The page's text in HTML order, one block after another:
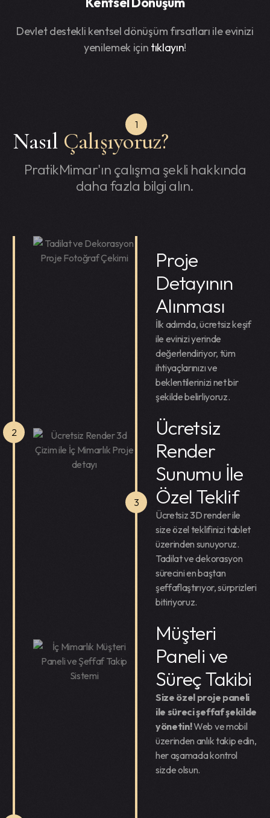
Devlet destekli kentsel dönüşüm fırsatları ile evinizi
yenilemek için tıklayın!
Nasıl Çalışıyoruz?
PratikMimar'ın çalışma şekli hakkında
daha fazla bilgi alın.
1
Proje
Detayının
Alınması
İlk adımda, ücretsiz keşif
ile evinizi yerinde
değerlendiriyor, tüm
ihtiyaçlarınızı ve
beklentilerinizi net bir
şekilde belirliyoruz.
Ücretsiz
Render
Sunumu İle
Özel Teklif
Ücretsiz 3D render ile
size özel teklifinizi tablet
üzerinden sunuyoruz.
Tadilat ve dekorasyon
sürecini en baştan
şeffaflaştırıyor, sürprizleri
bitiriyoruz.
2
Müşteri
Paneli ve
Süreç Takibi
3
Size özel proje paneli
ile süreci şeffaf şekilde
yönetin!Web ve mobil
üzerinden anlık takip edin,
her aşamada kontrol
sizde olsun.